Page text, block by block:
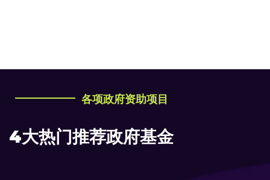
各项政府资助项目
4大热门推荐政府基金